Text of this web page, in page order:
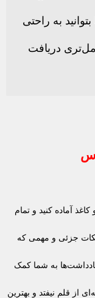
به راحتی
دریافت
آماده کنید و تمام
جزئی و مهمی که
به شما کمک
از قلم نیفتد و بهترین